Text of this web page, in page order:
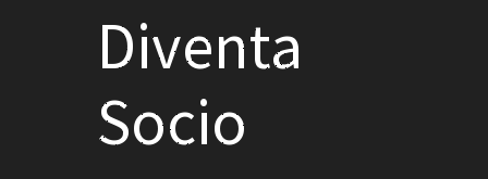
Diventa
Socio